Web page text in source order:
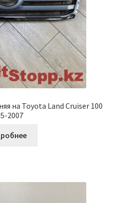
на Toyota Land Cruiser 100
2007